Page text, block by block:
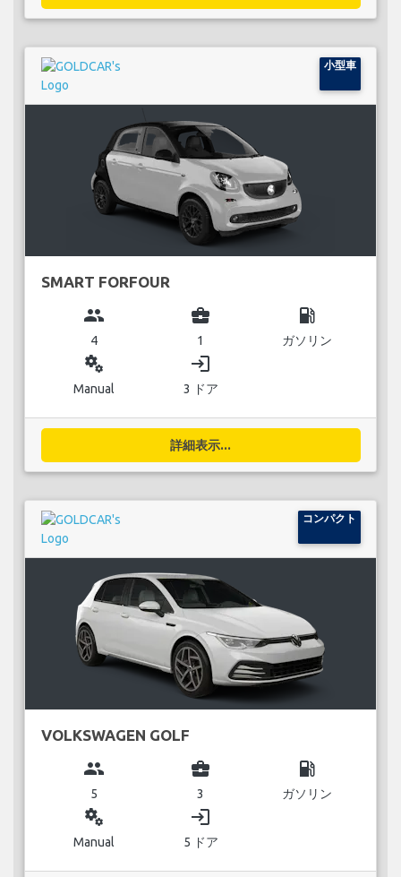
小型車
SMART FORFOUR
group
4
business_center
1
local_gas_station
ガソリン
miscellaneous_services
Manual
login
3 ドア
詳細表示...
コンパクト
VOLKSWAGEN GOLF
group
5
business_center
3
local_gas_station
ガソリン
miscellaneous_services
Manual
login
5 ドア